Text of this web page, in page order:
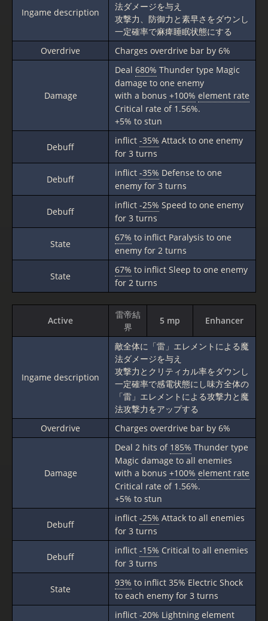
Ingame description
法ダメージを与え
攻撃力、防御力と素早さをダウンし
一定確率で麻痺睡眠状態にする
Overdrive
Charges overdrive bar by 6%
Damage
Deal 680% Thunder type Magic
damage to one enemy
with a bonus +100% element rate
Critical rate of 1.56%.
+5% to stun
Debuff
inflict -35% Attack to one enemy
for 3 turns
Debuff
inflict -35% Defense to one
enemy for 3 turns
Debuff
inflict -25% Speed to one enemy
for 3 turns
State
67% to inflict Paralysis to one
enemy for 2 turns
State
67% to inflict Sleep to one enemy
for 2 turns
Active
雷帝結
界
5 mp Enhancer
Ingame description
敵全体に「雷」エレメントによる魔
法ダメージを与え
攻撃力とクリティカル率をダウンし
一定確率で感電状態にし味方全体の
「雷」エレメントによる攻撃力と魔
法攻撃力をアップする
Overdrive
Charges overdrive bar by 6%
Damage
Deal 2 hits of 185% Thunder type
Magic damage to all enemies
with a bonus +100% element rate
Critical rate of 1.56%.
+5% to stun
Debuff
inflict -25% Attack to all enemies
for 3 turns
Debuff
inflict -15% Critical to all enemies
for 3 turns
State
93% to inflict 35% Electric Shock
to each enemy for 3 turns
inflict -20% Lightning element